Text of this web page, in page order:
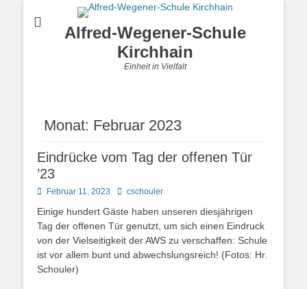
Alfred-Wegener-Schule
Kirchhain
Einheit in Vielfalt
Monat: Februar 2023
Eindrücke vom Tag der offenen Tür
’23
Posted
Februar 11, 2023 Autorcschouler
Einige hundert Gäste haben unseren diesjährigen
Tag der offenen Tür genutzt, um sich einen Eindruck
von der Vielseitigkeit der AWS zu verschaffen: Schule
ist vor allem bunt und abwechslungsreich! (Fotos: Hr.
Schouler)